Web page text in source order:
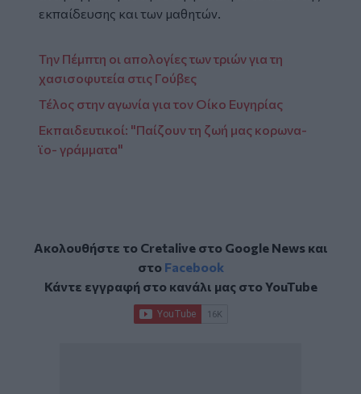
εκπαίδευσης και των μαθητών.
Την Πέμπτη οι απολογίες των τριών για τη
χασισοφυτεία στις Γούβες
Τέλος στην αγωνία για τον Οίκο Ευγηρίας
Εκπαιδευτικοί: "Παίζουν τη ζωή μας κορωνα-
ϊο- γράμματα"
Ακολουθήστε το Cretalive στο Google Newsκαι
στο Facebook
Κάντε εγγραφή στο κανάλι μας στοYouTube